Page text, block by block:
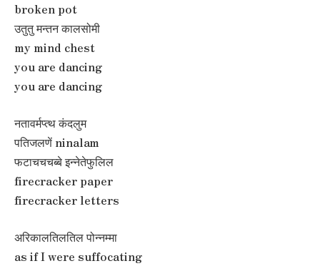
broken pot
उतुतु मन्तन कालसोमी
my mind chest
you are dancing
you are dancing
नतावर्मप्त्थ कंदलुम
पतिजलणें ninalam
फटाचचचब्बे इन्नेतेफुलिल
firecracker paper
firecracker letters
अरिकालतिलतिल पोन्नम्मा
as if I were suffocating